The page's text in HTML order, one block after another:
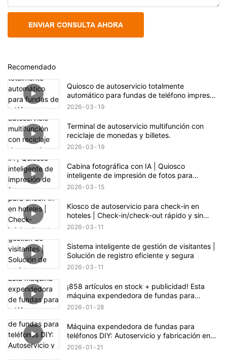
ENVIAR CONSULTA AHORA
Recomendado
Quiosco de autoservicio totalmente
automático para fundas de teléfono impresas
a medida
2026 03 19
Terminal de autoservicio multifunción con
reciclaje de monedas y billetes.
2026 03 19
Cabina fotográfica con IA | Quiosco
inteligente de impresión de fotos para
eventos y comercios
2026 03 15
Kiosco de autoservicio para check-in en
hoteles | Check-in/check-out rápido y sin
contacto
2026 03 11
Sistema inteligente de gestión de visitantes |
Solución de registro eficiente y segura
2026 03 11
¡858 artículos en stock + publicidad! Esta
máquina expendedora de fundas para
teléfono esconde una gran oportunidad de
2026 01 28
Máquina expendedora de fundas para
teléfonos DIY: Autoservicio y fabricación en
un solo clic
2026 01 21